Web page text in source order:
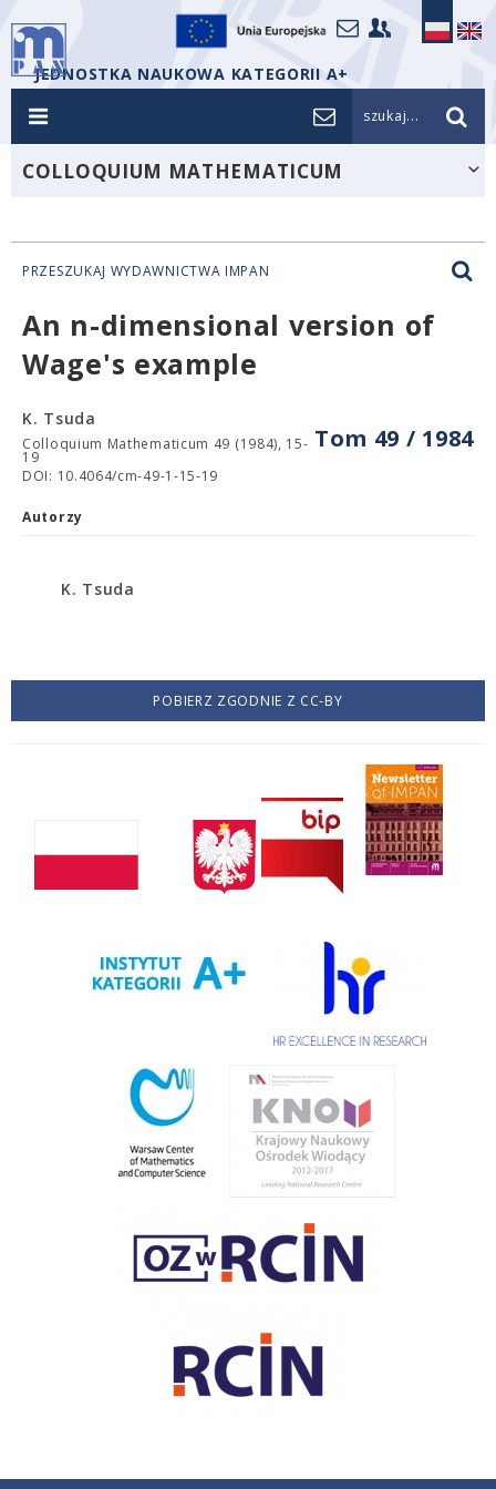
JEDNOSTKA NAUKOWA KATEGORII A+
szukaj...
COLLOQUIUM MATHEMATICUM
PRZESZUKAJ WYDAWNICTWA IMPAN
An n-dimensional version of
Wage's example
Tom 49 / 1984
K. Tsuda
Colloquium Mathematicum 49 (1984), 15-
19
DOI: 10.4064/cm-49-1-15-19
Autorzy
K. Tsuda
POBIERZ ZGODNIE Z CC-BY